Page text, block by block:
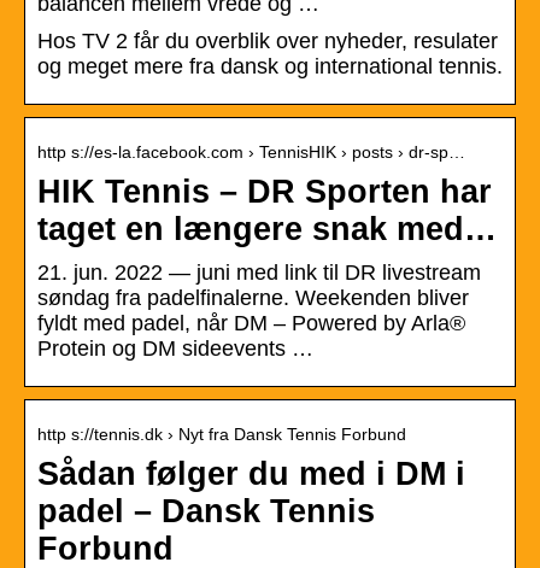
Hos TV 2 får du overblik over nyheder, resulater
og meget mere fra dansk og international tennis.
http s://es-la.facebook.com › TennisHIK › posts › dr-sp…
HIK Tennis – DR Sporten har
taget en længere snak med…
21. jun. 2022 — juni med link til DR livestream
søndag fra padelfinalerne. Weekenden bliver
fyldt med padel, når DM – Powered by Arla®
Protein og DM sideevents …
http s://tennis.dk › Nyt fra Dansk Tennis Forbund
Sådan følger du med i DM i
padel – Dansk Tennis
Forbund